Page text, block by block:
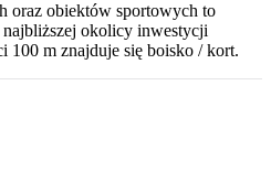
oraz obiektów sportowych to
okolicy inwestycji
100 m znajduje się boisko / kort.